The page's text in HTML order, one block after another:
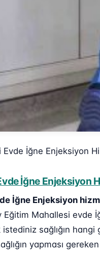
Evde İğne Enjeksiyon
İğne Enjeksiyon
İğne Enjeksiyon
Eğitim Mahallesi evde
sağlığın
yapması